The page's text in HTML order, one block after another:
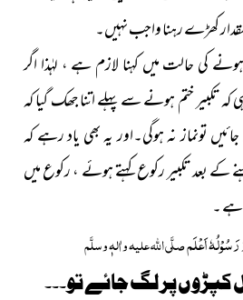
کھڑے رہنا واجب نہیں۔
کی حالت میں کہنا لازم ہے ، لہٰذا اگر
کہ تکبیر ختم ہونے سے پہلے اتنا جھک گیا کہ
جائیں تونماز نہ ہوگی۔اور یہ بھی یاد رہے کہ
کے بعد تکبیر رکوع کہتے ہوئے ، رکوع میں
ہے ۔
اَعْلَمصلَّی اللہ علیہ واٰلہٖ وسلَّم